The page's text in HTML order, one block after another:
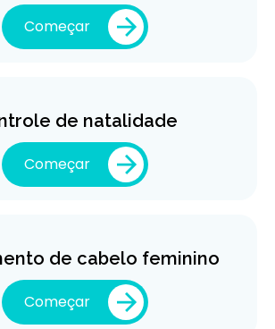
Começar
de natalidade
Começar
de cabelo feminino
Começar